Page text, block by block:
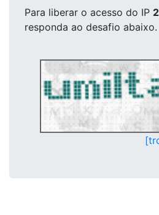
Para liberar o acesso do IP
responda ao desafio abaixo.